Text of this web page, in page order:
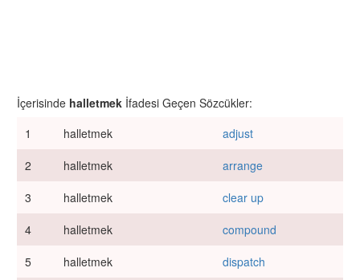
İçerisinde halletmek İfadesi Geçen Sözcükler:
1
halletmek
adjust
2
halletmek
arrange
3
halletmek
clear up
4
halletmek
compound
5
halletmek
dispatch